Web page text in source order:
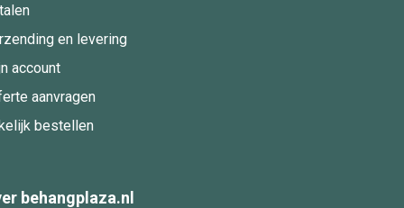
en levering
account
aanvragen
bestellen
behangplaza.nl